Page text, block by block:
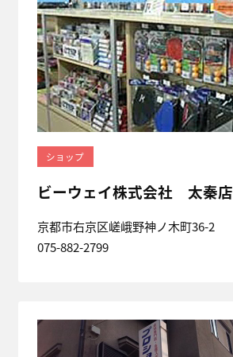
ショップ
ビーウェイ株式会社 太秦店
京都市右京区嵯峨野神ノ木町36-2
075-882-2799